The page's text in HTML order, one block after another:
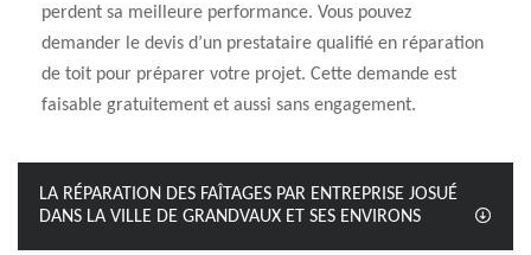
perdent sa meilleure performance. Vous pouvez
demander le devis d’un prestataire qualifié en réparation
de toit pour préparer votre projet. Cette demande est
faisable gratuitement et aussi sans engagement.
LA RÉPARATION DES FAÎTAGES PAR ENTREPRISE JOSUÉ
DANS LA VILLE DE GRANDVAUX ET SES ENVIRONS